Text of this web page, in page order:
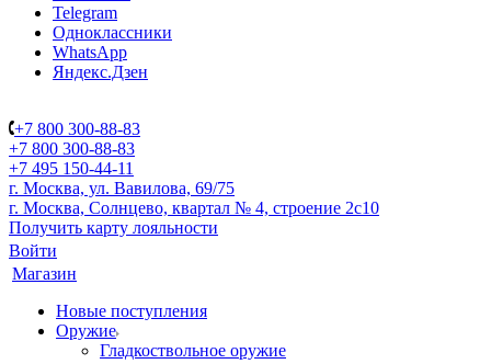
Telegram
Одноклассники
WhatsApp
Яндекс.Дзен
+7 800 300-88-83
+7 800 300-88-83
+7 495 150-44-11
г. Москва, ул. Вавилова, 69/75
г. Москва, Солнцево, квартал № 4, строение 2с10
Получить карту лояльности
Войти
Магазин
Новые поступления
Оружие
Гладкоствольное оружие